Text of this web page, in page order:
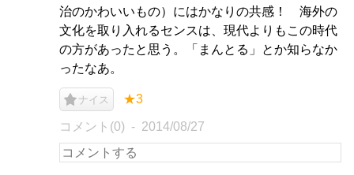
治のかわいいもの）にはかなりの共感！ 海外の
文化を取り入れるセンスは、現代よりもこの時代
の方があったと思う。「まんとる」とか知らなか
ったなあ。
ナイス ★3
コメント(0) 2014/08/27